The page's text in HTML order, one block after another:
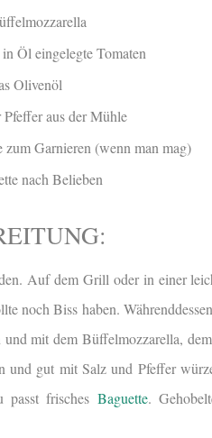
Öl eingelegte Tomaten
Olivenöl
aus der Mühle
Garnieren (wenn man mag)
nach Belieben
Auf dem Grill oder in einer
noch Biss haben.
mit dem Büffelmozzarella,
und gut mit Salz und Pfeffer
passt frisches Baguette.